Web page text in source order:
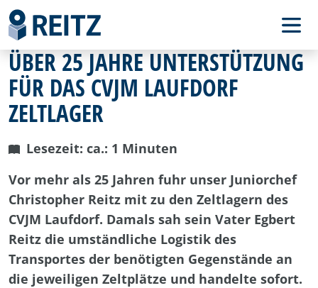
ÜBER 25 JAHRE UNTERSTÜTZUNG
FÜR DAS CVJM LAUFDORF
ZELTLAGER
Lesezeit: ca.: 1 Minuten
Vor mehr als 25 Jahren fuhr unser Juniorchef
Christopher Reitz mit zu den Zeltlagern des
CVJM Laufdorf. Damals sah sein Vater Egbert
Reitz die umständliche Logistik des
Transportes der benötigten Gegenstände an
die jeweiligen Zeltplätze und handelte sofort.